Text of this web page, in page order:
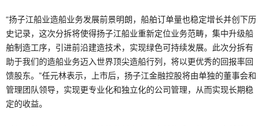
“扬子江船业造船业务发展前景明朗，船舶订单量也稳定增长并创下历
史记录，这次分拆将使得扬子江船业重新定位业务范畴，集中升级船
舶制造工序，引进前沿建造技术，实现绿色可持续发展。此次分拆有
助于我们的造船业务迈入世界顶尖造船行列，将以更优秀的回报率回
馈股东。”任元林表示，上市后，扬子江金融控股将由单独的董事会和
管理团队领导，实现更专业化和独立化的公司管理，从而实现长期稳
定的收益。